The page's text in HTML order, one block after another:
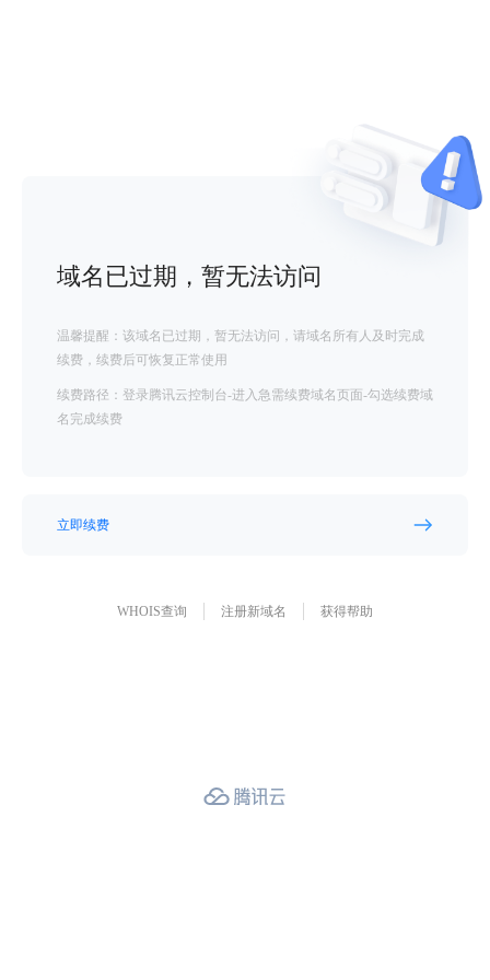
域名已过期，暂无法访问
温馨提醒：该域名已过期，暂无法访问，请域名所有人及时完成
续费，续费后可恢复正常使用
续费路径：登录腾讯云控制台-进入急需续费域名页面-勾选续费域
名完成续费
立即续费
WHOIS查询 注册新域名 获得帮助